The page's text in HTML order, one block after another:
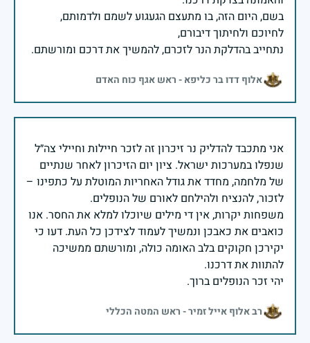
בשם, היום הזה, בו מתעצם הגעגוע לשמם ולדמותם,
נתחייב בהדלקת הנר לזכרם, להמשיך את דרכם ומורשתם.
אלוף דדו בר כליפא - ראש אגף כוח האדם
אני מתכבד להדליק נר זיכרון זה לזכר חיילות וחיילי צה״ל
שנפלו במערכות ישראל. ציון יום הזיכרון לאחר שנתיים
של מלחמה, מחדד את גודל האחריות המוטלת על כתפינו –
משפחות יקרות, אין די מילים שיוכלו למלא את החסר. אנו
כואבים את כאבכן ונמשיך לעמוד לצידכן כל העת. דעו כי
יקירכן חקוקים בלב האומה כולה, ומורשתם ממשיכה
יהי זכר הנופלים ברוך.
רב אלוף אייל זמיר - ראש המטה הכללי